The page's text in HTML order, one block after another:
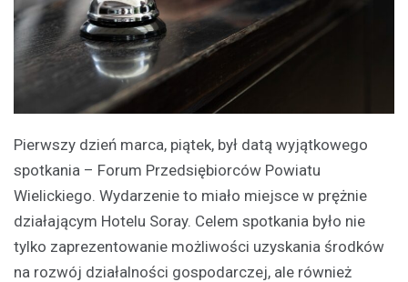
Pierwszy dzień marca, piątek, był datą wyjątkowego
spotkania – Forum Przedsiębiorców Powiatu
Wielickiego. Wydarzenie to miało miejsce w prężnie
działającym Hotelu Soray. Celem spotkania było nie
tylko zaprezentowanie możliwości uzyskania środków
na rozwój działalności gospodarczej, ale również